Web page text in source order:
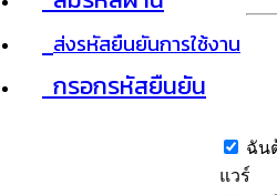
ส่งรหัสยืนยันการใช้งาน
กรอกรหัสยืนยัน
ฉัน
แวร์